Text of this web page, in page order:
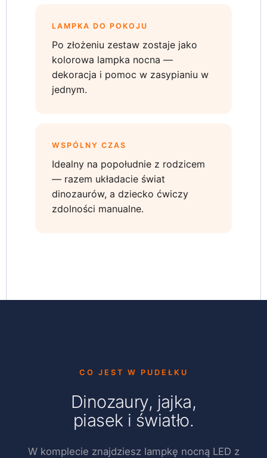
LAMPKA DO POKOJU
Po złożeniu zestaw zostaje jako
kolorowa lampka nocna —
dekoracja i pomoc w zasypianiu w
jednym.
WSPÓLNY CZAS
Idealny na popołudnie z rodzicem
— razem układacie świat
dinozaurów, a dziecko ćwiczy
zdolności manualne.
CO JEST W PUDEŁKU
Dinozaury, jajka,
piasek i światło.
W komplecie znajdziesz lampkę nocną LED z